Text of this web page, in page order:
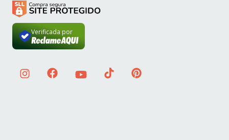
Verificada por